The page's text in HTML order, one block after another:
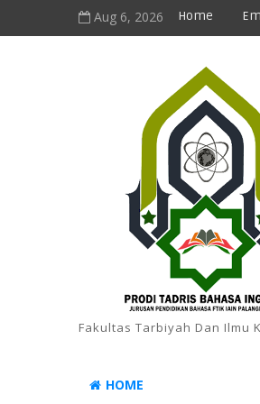
Aug 6, 2026 Home
Fakultas Tarbiyah Dan Ilmu
HOME